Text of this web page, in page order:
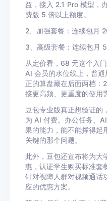
益，接入 2.1 Pro 模型，
费版 5 倍以上额度。
2、加强套餐：连续包月
3、高级套餐：连续包月
从定价看，68 元这个入
AI 会员的水位线上，普
正的算盘藏在后面两档
接更高频、更重度的使用
豆包专业版真正想验证的
为 AI 付费。办公任务、
果的能力，能不能撑得起
关键的那个问题。
此外，豆包还宣布将为大
惠，认证学生购买标准套
针对视障人群对视频通话
应的优惠方案。